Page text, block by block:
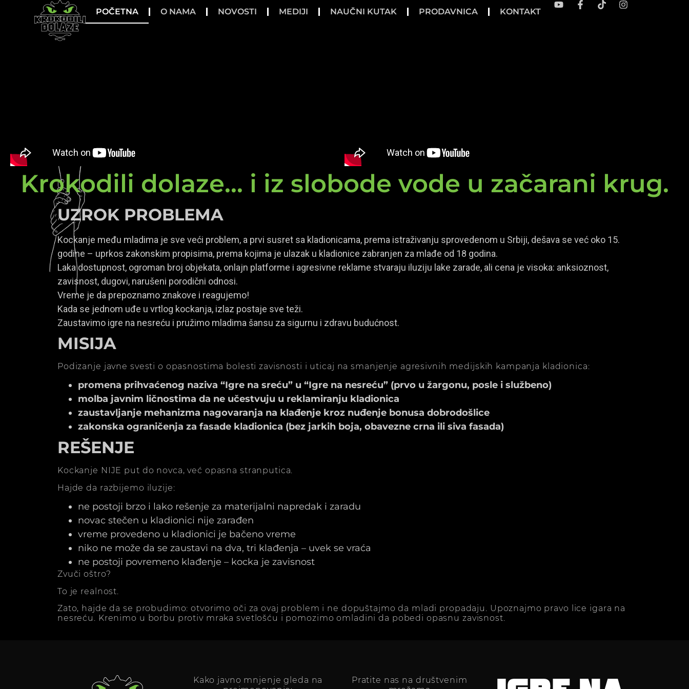
POČETNA O NAMA NOVOSTI MEDIJI NAUČNI KUTAK PRODAVNICA KONTAKT
Krokodili dolaze... i iz slobode vode u začarani krug.
UZROK PROBLEMA
Kockanje među mladima je sve veći problem, a prvi susret sa kladionicama, prema istraživanju sprovedenom u Srbiji, dešava se već oko 15.
godine – uprkos zakonskim propisima, prema kojima je ulazak u kladionice zabranjen za mlađe od 18 godina.
Laka dostupnost, ogroman broj objekata, onlajn platforme i agresivne reklame stvaraju iluziju lake zarade, ali cena je visoka: anksioznost,
zavisnost, dugovi, narušeni porodični odnosi.
Vreme je da prepoznamo znakove i reagujemo!
Kada se jednom uđe u vrtlog kockanja, izlaz postaje sve teži.
Zaustavimo igre na nesreću i pružimo mladima šansu za sigurnu i zdravu budućnost.
MISIJA
Podizanje javne svesti o opasnostima bolesti zavisnosti i uticaj na smanjenje agresivnih medijskih kampanja kladionica:
promena prihvaćenog naziva “Igre na sreću” u “Igre na nesreću” (prvo u žargonu, posle i službeno)
molba javnim ličnostima da ne učestvuju u reklamiranju kladionica
zaustavljanje mehanizma nagovaranja na klađenje kroz nuđenje bonusa dobrodošlice
zakonska ograničenja za fasade kladionica (bez jarkih boja, obavezne crna ili siva fasada)
REŠENJE
Kockanje NIJE put do novca, već opasna stranputica.
Hajde da razbijemo iluzije:
ne postoji brzo i lako rešenje za materijalni napredak i zaradu
novac stečen u kladionici nije zarađen
vreme provedeno u kladionici je bačeno vreme
niko ne može da se zaustavi na dva, tri klađenja – uvek se vraća
ne postoji povremeno klađenje – kocka je zavisnost
Zvuči oštro?
To je realnost.
Zato, hajde da se probudimo: otvorimo oči za ovaj problem i ne dopuštajmo da mladi propadaju. Upoznajmo pravo lice igara na
nesreću. Krenimo u borbu protiv mraka svetlošću i pomozimo omladini da pobedi opasnu zavisnost.
Kako javno mnjenje gleda na
Pratite nas na društvenim